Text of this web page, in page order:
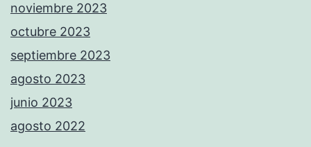
noviembre 2023
octubre 2023
septiembre 2023
agosto 2023
junio 2023
agosto 2022